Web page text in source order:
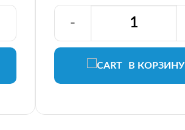
В КОРЗИНУ
-